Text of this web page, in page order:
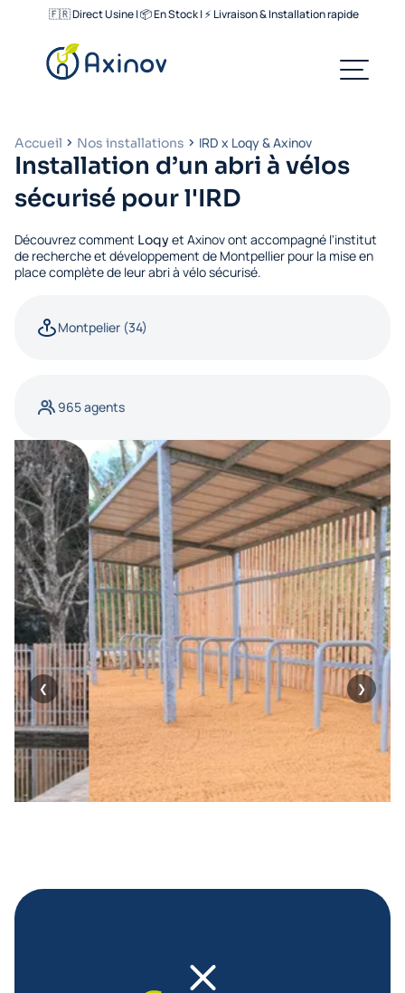
🇫🇷 Direct Usine | 📦 En Stock | ⚡ Livraison & Installation rapide
Accueil Nos installations IRD x Loqy & Axinov
Installation d’un abri à vélos
sécurisé pour l'IRD
Découvrez comment Loqy et Axinov ont accompagné l'institut
de recherche et développement de Montpellier pour la mise en
place complète de leur abri à vélo sécurisé.
Montpelier (34)
965 agents
❮ ❯